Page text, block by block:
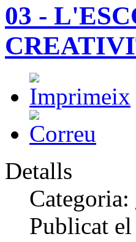
03 -
Detalls
Categoria:
Publicat el